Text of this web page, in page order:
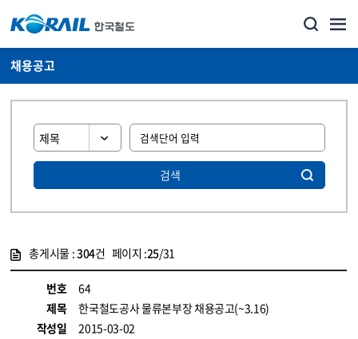
채용공고
검색
총게시물 :304건 페이지 :25/31
번호
64
제목
한국철도공사 물류본부장 채용공고(~3.16)
작성일
2015-03-02